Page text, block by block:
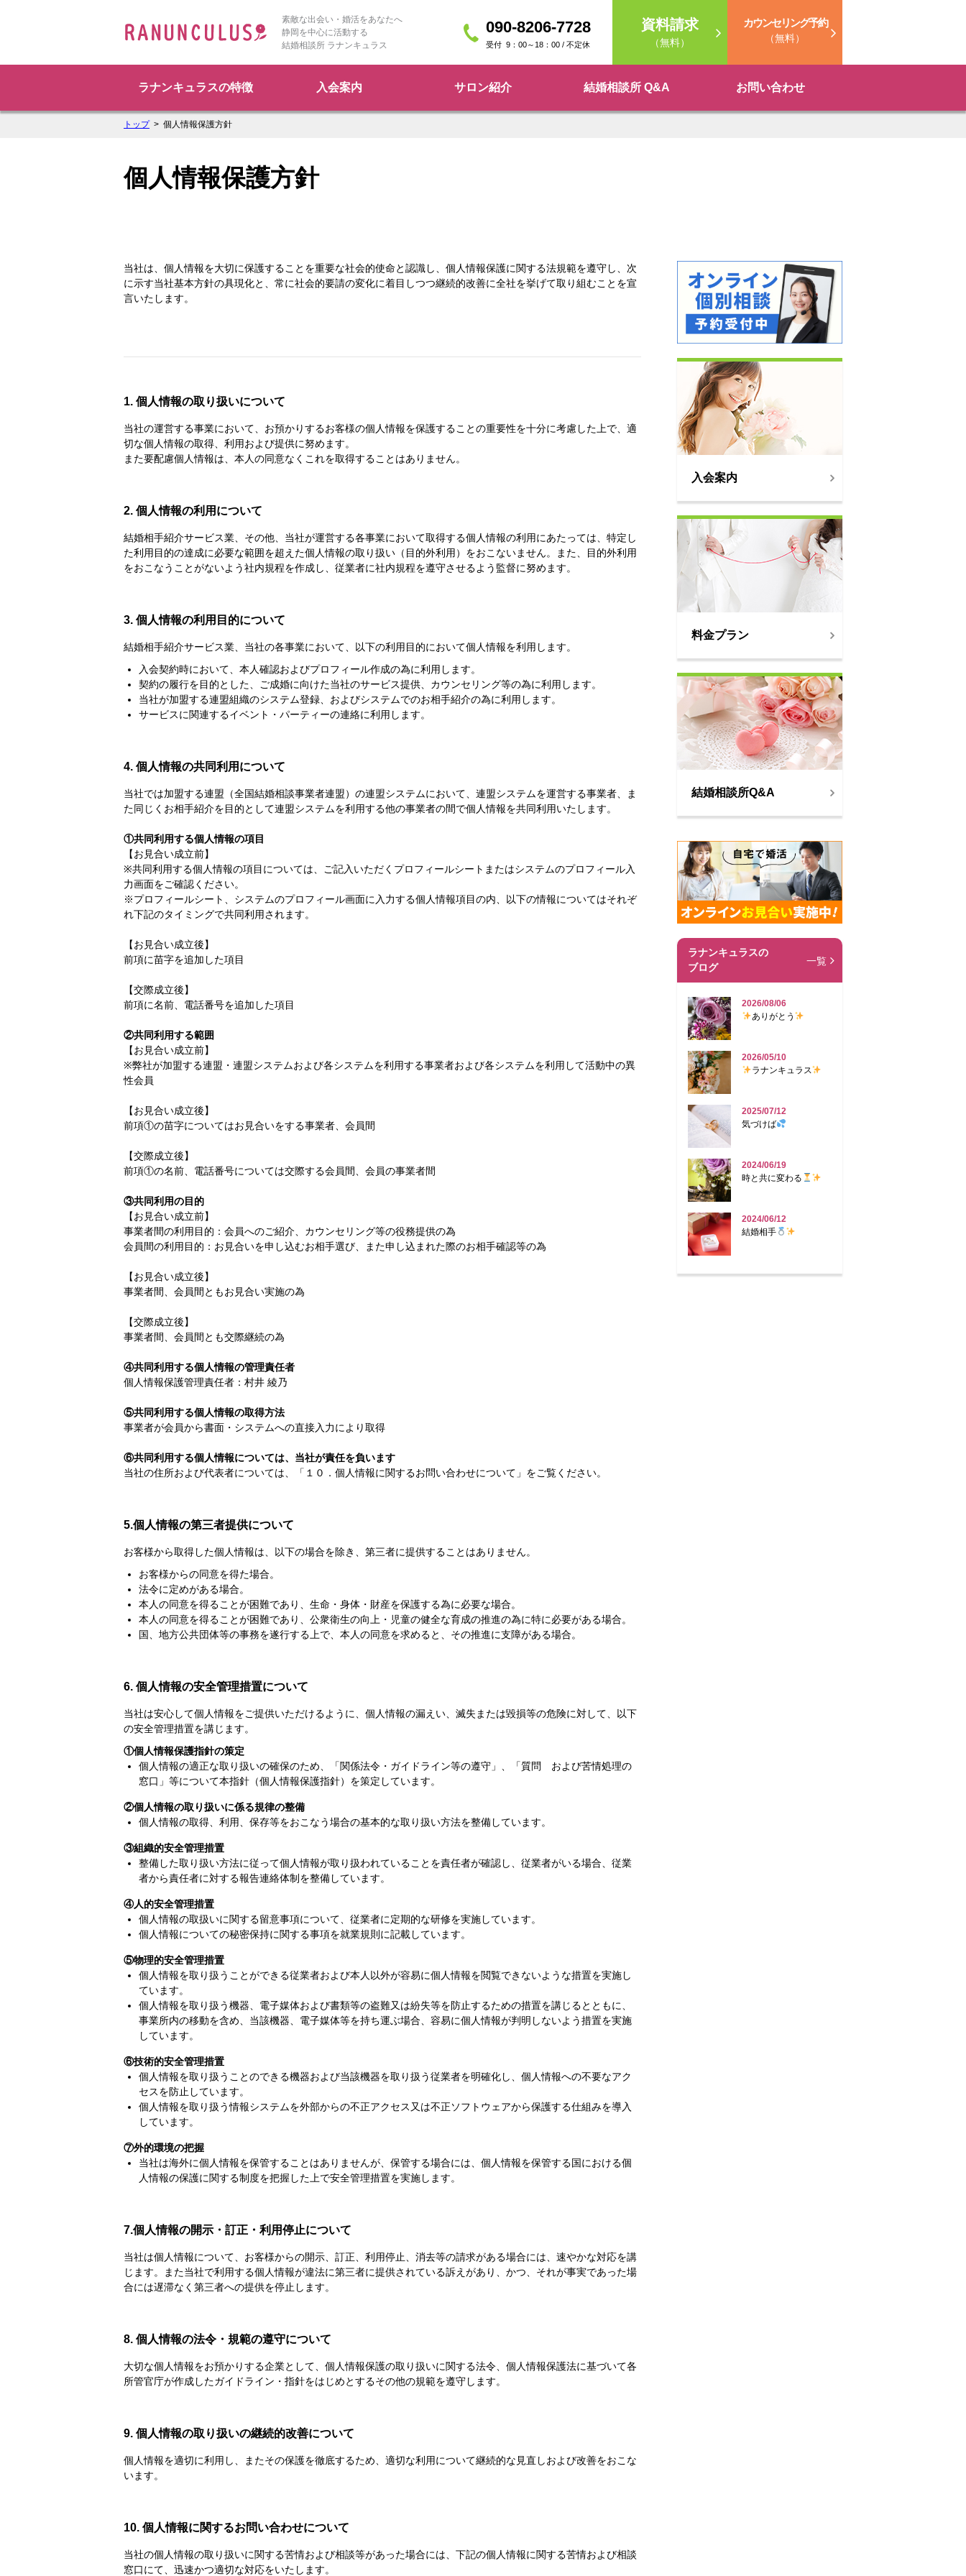
素敵な出会い・婚活をあなたへ
静岡を中心に活動する
結婚相談所 ラナンキュラス
090-8206-7728
9：00～18：00 / 不定休
資料請求
（無料）
カウンセリング予約
（無料）
ラナンキュラスの特徴 入会案内 サロン紹介 結婚相談所 Q&A お問い合わせ
トップ 個人情報保護方針
個人情報保護方針
当社は、個人情報を大切に保護することを重要な社会的使命と認識し、個人情報保護に関する法規範を遵守し、次
に示す当社基本方針の具現化と、常に社会的要請の変化に着目しつつ継続的改善に全社を挙げて取り組むことを宣
言いたします。
1. 個人情報の取り扱いについて
当社の運営する事業において、お預かりするお客様の個人情報を保護することの重要性を十分に考慮した上で、適
切な個人情報の取得、利用および提供に努めます。
また要配慮個人情報は、本人の同意なくこれを取得することはありません。
2. 個人情報の利用について
結婚相手紹介サービス業、その他、当社が運営する各事業において取得する個人情報の利用にあたっては、特定し
た利用目的の達成に必要な範囲を超えた個人情報の取り扱い（目的外利用）をおこないません。また、目的外利用
をおこなうことがないよう社内規程を作成し、従業者に社内規程を遵守させるよう監督に努めます。
3. 個人情報の利用目的について
結婚相手紹介サービス業、当社の各事業において、以下の利用目的において個人情報を利用します。
入会契約時において、本人確認およびプロフィール作成の為に利用します。
契約の履行を目的とした、ご成婚に向けた当社のサービス提供、カウンセリング等の為に利用します。
当社が加盟する連盟組織のシステム登録、およびシステムでのお相手紹介の為に利用します。
サービスに関連するイベント・パーティーの連絡に利用します。
4. 個人情報の共同利用について
当社では加盟する連盟（全国結婚相談事業者連盟）の連盟システムにおいて、連盟システムを運営する事業者、ま
た同じくお相手紹介を目的として連盟システムを利用する他の事業者の間で個人情報を共同利用いたします。
①共同利用する個人情報の項目
【お見合い成立前】
※共同利用する個人情報の項目については、ご記入いただくプロフィールシートまたはシステムのプロフィール入
力画面をご確認ください。
※プロフィールシート、システムのプロフィール画面に入力する個人情報項目の内、以下の情報についてはそれぞ
れ下記のタイミングで共同利用されます。
【お見合い成立後】
前項に苗字を追加した項目
【交際成立後】
前項に名前、電話番号を追加した項目
②共同利用する範囲
【お見合い成立前】
※弊社が加盟する連盟・連盟システムおよび各システムを利用する事業者および各システムを利用して活動中の異
性会員
【お見合い成立後】
前項①の苗字についてはお見合いをする事業者、会員間
【交際成立後】
前項①の名前、電話番号については交際する会員間、会員の事業者間
③共同利用の目的
【お見合い成立前】
事業者間の利用目的：会員へのご紹介、カウンセリング等の役務提供の為
会員間の利用目的：お見合いを申し込むお相手選び、また申し込まれた際のお相手確認等の為
【お見合い成立後】
事業者間、会員間ともお見合い実施の為
【交際成立後】
事業者間、会員間とも交際継続の為
④共同利用する個人情報の管理責任者
個人情報保護管理責任者：村井 綾乃
⑤共同利用する個人情報の取得方法
事業者が会員から書面・システムへの直接入力により取得
⑥共同利用する個人情報については、当社が責任を負います
当社の住所および代表者については、「１０．個人情報に関するお問い合わせについて」をご覧ください。
5.個人情報の第三者提供について
お客様から取得した個人情報は、以下の場合を除き、第三者に提供することはありません。
お客様からの同意を得た場合。
法令に定めがある場合。
本人の同意を得ることが困難であり、生命・身体・財産を保護する為に必要な場合。
本人の同意を得ることが困難であり、公衆衛生の向上・児童の健全な育成の推進の為に特に必要がある場合。
国、地方公共団体等の事務を遂行する上で、本人の同意を求めると、その推進に支障がある場合。
6. 個人情報の安全管理措置について
当社は安心して個人情報をご提供いただけるように、個人情報の漏えい、滅失または毀損等の危険に対して、以下
の安全管理措置を講じます。
①個人情報保護指針の策定
個人情報の適正な取り扱いの確保のため、「関係法令・ガイドライン等の遵守」、「質問 および苦情処理の
窓口」等について本指針（個人情報保護指針）を策定しています。
②個人情報の取り扱いに係る規律の整備
個人情報の取得、利用、保存等をおこなう場合の基本的な取り扱い方法を整備しています。
③組織的安全管理措置
整備した取り扱い方法に従って個人情報が取り扱われていることを責任者が確認し、従業者がいる場合、従業
者から責任者に対する報告連絡体制を整備しています。
④人的安全管理措置
個人情報の取扱いに関する留意事項について、従業者に定期的な研修を実施しています。
個人情報についての秘密保持に関する事項を就業規則に記載しています。
⑤物理的安全管理措置
個人情報を取り扱うことができる従業者および本人以外が容易に個人情報を閲覧できないような措置を実施し
ています。
個人情報を取り扱う機器、電子媒体および書類等の盗難又は紛失等を防止するための措置を講じるとともに、
事業所内の移動を含め、当該機器、電子媒体等を持ち運ぶ場合、容易に個人情報が判明しないよう措置を実施
しています。
⑥技術的安全管理措置
個人情報を取り扱うことのできる機器および当該機器を取り扱う従業者を明確化し、個人情報への不要なアク
セスを防止しています。
個人情報を取り扱う情報システムを外部からの不正アクセス又は不正ソフトウェアから保護する仕組みを導入
しています。
⑦外的環境の把握
当社は海外に個人情報を保管することはありませんが、保管する場合には、個人情報を保管する国における個
人情報の保護に関する制度を把握した上で安全管理措置を実施します。
7.個人情報の開示・訂正・利用停止について
当社は個人情報について、お客様からの開示、訂正、利用停止、消去等の請求がある場合には、速やかな対応を講
じます。また当社で利用する個人情報が違法に第三者に提供されている訴えがあり、かつ、それが事実であった場
合には遅滞なく第三者への提供を停止します。
8. 個人情報の法令・規範の遵守について
大切な個人情報をお預かりする企業として、個人情報保護の取り扱いに関する法令、個人情報保護法に基づいて各
所管官庁が作成したガイドライン・指針をはじめとするその他の規範を遵守します。
9. 個人情報の取り扱いの継続的改善について
個人情報を適切に利用し、またその保護を徹底するため、適切な利用について継続的な見直しおよび改善をおこな
います。
10. 個人情報に関するお問い合わせについて
当社の個人情報の取り扱いに関する苦情および相談等があった場合には、下記の個人情報に関する苦情および相談
窓口にて、迅速かつ適切な対応をいたします。
入会案内
料金プラン
結婚相談所Q&A
ラナンキュラスの
ブログ
一覧
2026/08/06
ありがとう
2026/05/10
ラナンキュラス
2025/07/12
気づけば
2024/06/19
時と共に変わる
2024/06/12
結婚相手